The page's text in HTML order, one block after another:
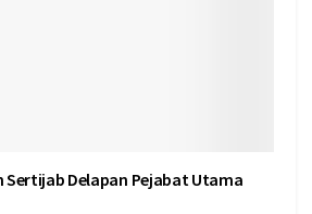
Sertijab Delapan Pejabat Utama